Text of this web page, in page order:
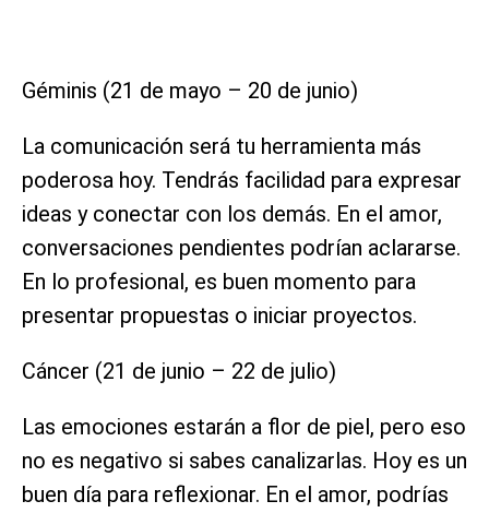
Géminis (21 de mayo – 20 de junio)
La comunicación será tu herramienta más
poderosa hoy. Tendrás facilidad para expresar
ideas y conectar con los demás. En el amor,
conversaciones pendientes podrían aclararse.
En lo profesional, es buen momento para
presentar propuestas o iniciar proyectos.
Cáncer (21 de junio – 22 de julio)
Las emociones estarán a flor de piel, pero eso
no es negativo si sabes canalizarlas. Hoy es un
buen día para reflexionar. En el amor, podrías